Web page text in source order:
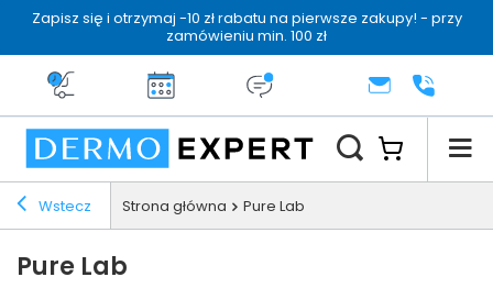
Zapisz się i otrzymaj -10 zł rabatu na pierwsze zakupy! - przy
zamówieniu min. 100 zł
Darmowa dostawa od 199 zł
14 dni na zwrotDermo konsultacjaKONTAKT+48 222
Wstecz Strona główna Pure Lab
Pure Lab